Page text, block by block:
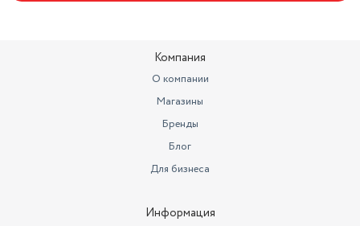
Компания
О компании
Магазины
Бренды
Блог
Для бизнеса
Информация